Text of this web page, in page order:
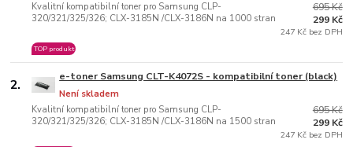
Kvalitní kompatibilní toner pro Samsung CLP-
320/321/325/326; CLX-3185N /CLX-3186N na 1000 stran
TOP produkt
695 Kč
299 Kč
247 Kč bez DPH
2. e-toner Samsung CLT-K4072S - kompatibilní toner (black)
Kvalitní kompatibilní toner pro Samsung CLP-
320/321/325/326; CLX-3185N /CLX-3186N na 1500 stran
Není skladem
695 Kč
299 Kč
247 Kč bez DPH